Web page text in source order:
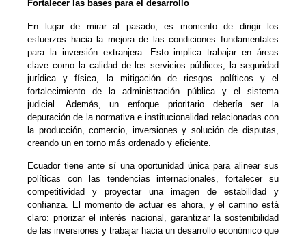
Fortalecer las bases para el desarrollo
En lugar de mirar al pasado, es momento de dirigir los
esfuerzos hacia la mejora de las condiciones fundamentales
para la inversión extranjera. Esto implica trabajar en áreas
clave como la calidad de los servicios públicos, la seguridad
jurídica y física, la mitigación de riesgos políticos y el
fortalecimiento de la administración pública y el sistema
judicial. Además, un enfoque prioritario debería ser la
depuración de la normativa e institucionalidad relacionadas con
la producción, comercio, inversiones y solución de disputas,
creando un en torno más ordenado y eficiente.
Ecuador tiene ante sí una oportunidad única para alinear sus
políticas con las tendencias internacionales, fortalecer su
competitividad y proyectar una imagen de estabilidad y
confianza. El momento de actuar es ahora, y el camino está
claro: priorizar el interés nacional, garantizar la sostenibilidad
de las inversiones y trabajar hacia un desarrollo económico que